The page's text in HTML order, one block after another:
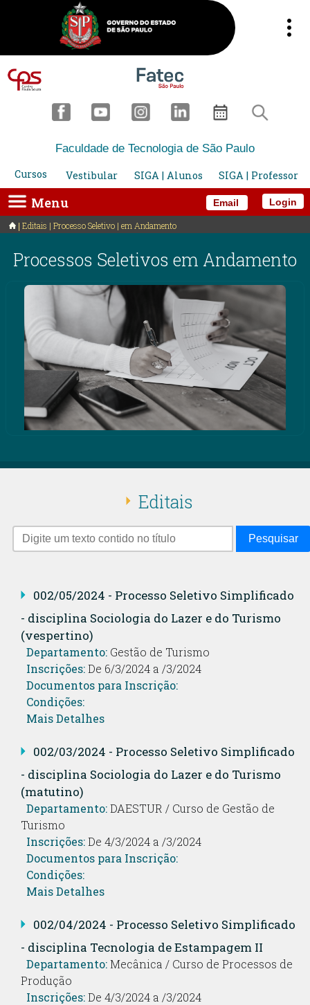
Email
Faculdade de Tecnologia de São Paulo
Cursos
Vestibular SIGA | Alunos SIGA | Professor
Menu Login
Editais | Processo Seletivo | em Andamento
Processos Seletivos em Andamento
Editais
Pesquisar
002/05/2024 - Processo Seletivo Simplificado
- disciplina Sociologia do Lazer e do Turismo
(vespertino)
Departamento: Gestão de Turismo
Inscrições:De 6/3/2024 a /3/2024
Documentos para Inscrição:
Condições:
Mais Detalhes
002/03/2024 - Processo Seletivo Simplificado
- disciplina Sociologia do Lazer e do Turismo
(matutino)
Departamento:DAESTUR / Curso de Gestão de
Turismo
Inscrições:De 4/3/2024 a /3/2024
Documentos para Inscrição:
Condições:
Mais Detalhes
002/04/2024 - Processo Seletivo Simplificado
- disciplina Tecnologia de Estampagem II
Departamento:Mecânica / Curso de Processos de
Produção
Inscrições:De 4/3/2024 a /3/2024